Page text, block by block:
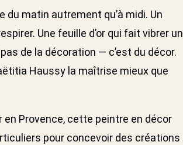
du matin autrement qu’à midi. Un
Une feuille d’or qui fait vibrer un
de la décoration — c’est du décor.
Haussy la maîtrise mieux que
en Provence, cette peintre en décor
pour concevoir des créations